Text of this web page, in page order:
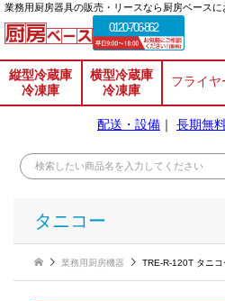
業務⽤厨房器具の販売・リースなら厨房ベースに
0120-706-862
縦型冷蔵庫
冷凍庫
横型冷蔵庫
冷凍庫
フライヤ
配送・設備 ｜ 長期無
タニコー
業務用厨房機器 TRE-R-120T タニコ